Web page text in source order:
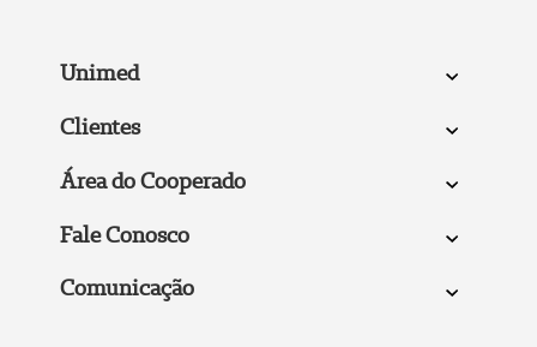
Unimed
Clientes
Área do Cooperado
Fale Conosco
Comunicação